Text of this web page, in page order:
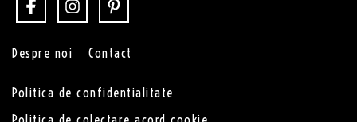
Despre noi Contact
Politica de confidentialitate